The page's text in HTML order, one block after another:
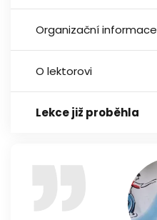
Organizační informace
O lektorovi
Lekce již proběhla